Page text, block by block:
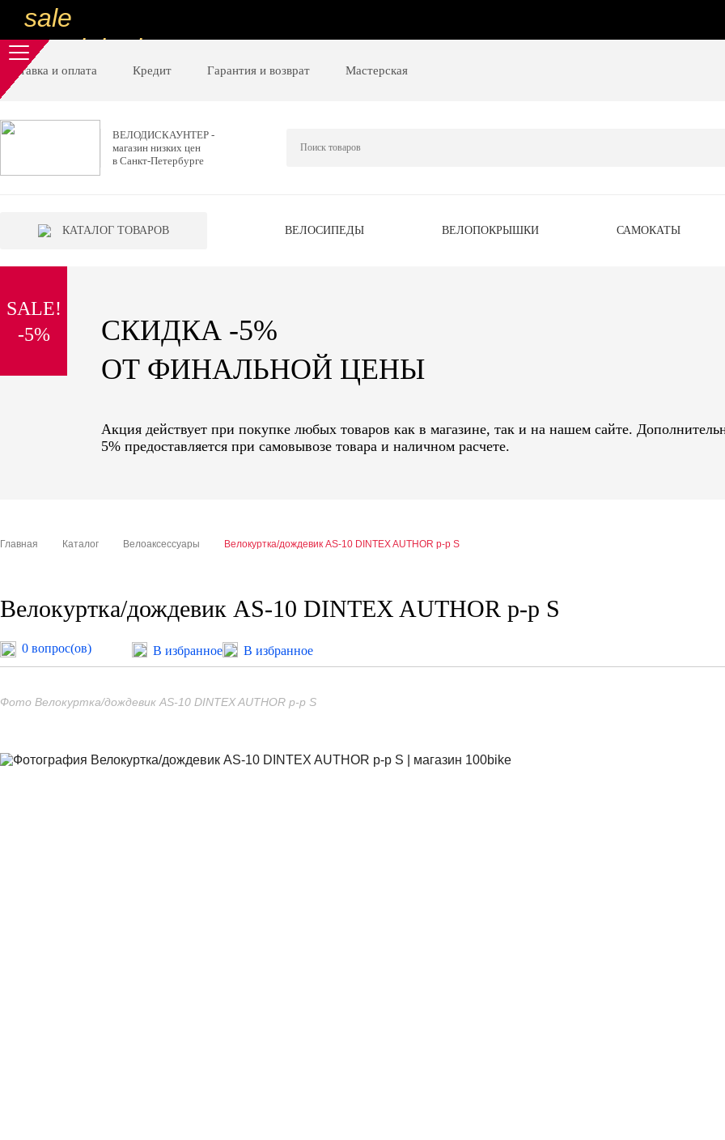
sale
special price
sale
низкие цены
вот дешево
special price
sale
надо брать
sale
Доставка и оплата Кредит Гарантия и возврат Мастерская
ВЕЛОДИСКАУНТЕР -
магазин низких цен
в Санкт-Петербурге
КАТАЛОГ ТОВАРОВ ВЕЛОСИПЕДЫ ВЕЛОПОКРЫШКИ САМОКАТЫ
SALE!
-5%
СКИДКА -5%
ОТ ФИНАЛЬНОЙ ЦЕНЫ
Акция действует при покупке любых товаров как в магазине, так и на нашем сайте.
5% предоставляется при самовывозе товара и наличном расчете.
Главная Каталог Велоаксессуары Велокуртка/дождевик AS-10 DINTEX AUTHOR р-р S
Велокуртка/дождевик AS-10 DINTEX AUTHOR р-р S
0 вопрос(ов) В избранное В избранное
Фото Велокуртка/дождевик AS-10 DINTEX AUTHOR р-р S